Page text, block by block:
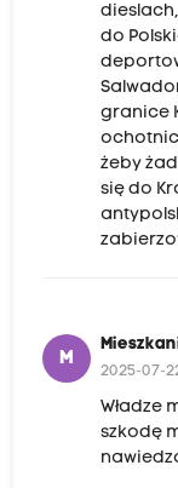
do
granice
żeby
się do
M
2025-07-
Władze
szkodę